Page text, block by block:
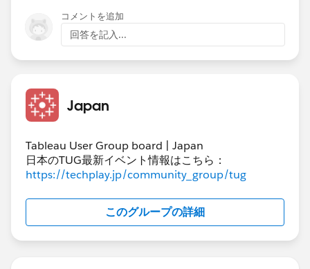
Tableau Prep Builderは2024.3.1、Tableau Cloudは
2025.1を使っています。
ちょっとモヤモヤしています。
コメントを追加
回答を記入...
Japan
Tableau User Group board | Japan
日本のTUG最新イベント情報はこちら：
https://techplay.jp/community_group/tug
このグループの詳細